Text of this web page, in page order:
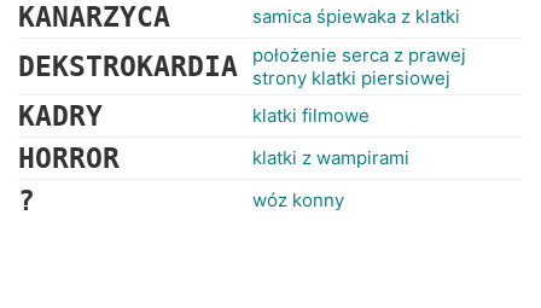
KANARZYCA samica śpiewaka z klatki
DEKSTROKARDIA
położenie serca z prawej
strony klatki piersiowej
KADRY klatki filmowe
HORROR klatki z wampirami
? wóz konny